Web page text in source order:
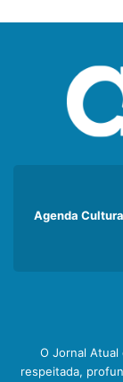
Agenda
O Jornal Atual
respeitada,